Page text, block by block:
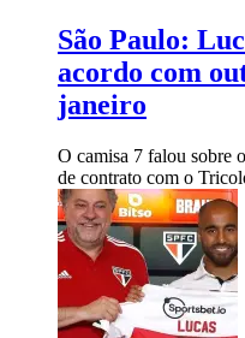
São Paulo:
acordo com
janeiro
O camisa 7 falou sobre
de contrato com o